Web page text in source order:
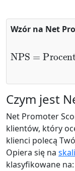
Wzór na Net
NPS =Procent
Czym jest
Net Promoter
klientów, który
klienci polecą
Opiera się na skali
klasyfikowane na: